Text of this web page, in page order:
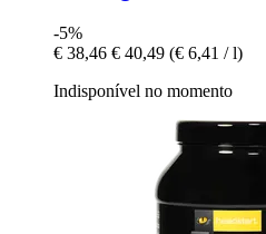
-5%
€ 38,46 € 40,49 (€ 6,41 / l)
Indisponível no momento